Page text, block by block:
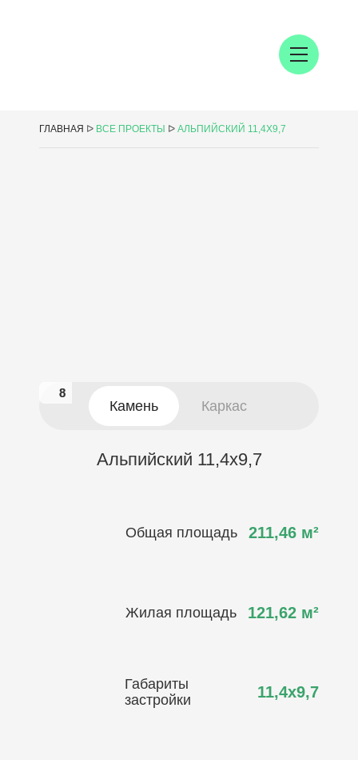
ГЛАВНАЯ ᐅ ВСЕ ПРОЕКТЫ ᐅ АЛЬПИЙСКИЙ 11,4Х9,7
8
8
Камень Каркас
Альпийский 11,4х9,7
Общая площадь 211,46 м²
Жилая площадь 121,62 м²
Габариты
застройки
11,4х9,7